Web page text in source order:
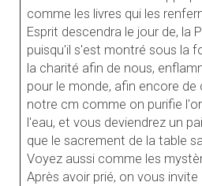
comme les livres qui les
Esprit descendra le jour de, la
puisqu'il s'est montré sous la
la charité afin de nous,
pour le monde, afin encore
notre cm comme on purifie
l'eau, et vous deviendrez un
que le sacrement de la table
Voyez aussi comme les
Après avoir prié, on vous